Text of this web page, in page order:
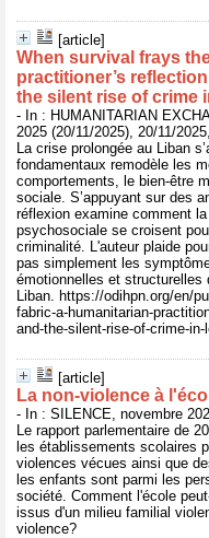
[article]
When survival frays
practitioner’s
the silent rise of crime
- In : HUMANITARIAN
2025 (20/11/2025), 20/11/2025,
La crise prolongée au Liban
fondamentaux remodèle les
comportements, le bien-être
sociale. S’appuyant sur des
réflexion examine comment
psychosociale se croisent
criminalité. L'auteur plaide
pas simplement les
émotionnelles et
Liban. https://odihpn.org/en/
fabric-a-humanitarian-
and-the-silent-rise-of-crime-in-
[article]
La non-violence à
- In : SILENCE, novembre
Le rapport parlementaire de
les établissements scolaires
violences vécues ainsi que
les enfants sont parmi les
société. Comment l'école
issus d'un milieu familial
violence?